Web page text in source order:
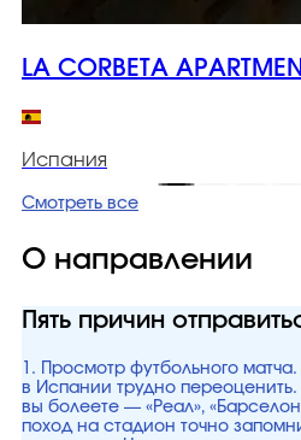
LA CORBETA
Испания
Смотреть все
О направлении
Пять причин
1. Просмотр футбольного
в Испании трудно
вы болеете — «Реал»,
поход на стадион точно